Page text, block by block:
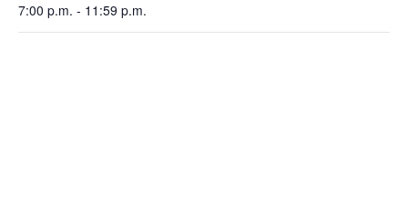
7:00 p.m. - 11:59 p.m.